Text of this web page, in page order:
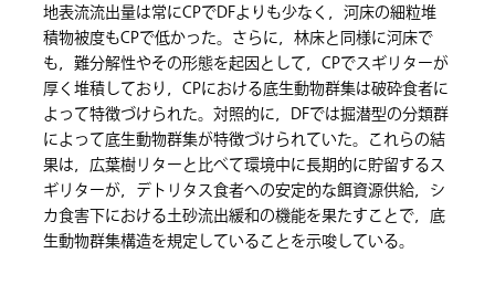
地表流流出量は常にCPでDFよりも少なく，河床の細粒堆
積物被度もCPで低かった。さらに，林床と同様に河床で
も，難分解性やその形態を起因として，CPでスギリターが
厚く堆積しており，CPにおける底生動物群集は破砕食者に
よって特徴づけられた。対照的に，DFでは掘潜型の分類群
によって底生動物群集が特徴づけられていた。これらの結
果は，広葉樹リターと比べて環境中に長期的に貯留するス
ギリターが，デトリタス食者への安定的な餌資源供給，シ
カ食害下における土砂流出緩和の機能を果たすことで，底
生動物群集構造を規定していることを示唆している。